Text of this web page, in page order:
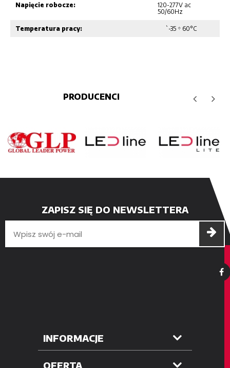
Napięcie robocze:
120-277V ac
50/60Hz
Temperatura pracy: `-35 ÷ 60°C
PRODUCENCI
ZAPISZ SIĘ DO NEWSLETTERA
INFORMACJE
OFERTA